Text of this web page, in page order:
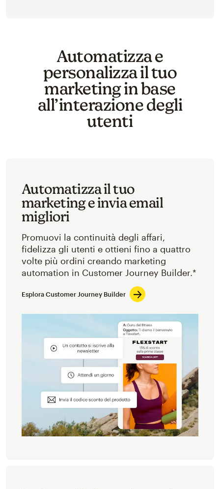
Automatizza e
personalizza il tuo
marketing in base
all’interazione degli
utenti
Automatizza il tuo
marketing e invia email
migliori
Promuovi la continuità degli affari,
fidelizza gli utenti e ottieni fino a quattro
volte più ordini creando marketing
automation in Customer Journey Builder.*
Esplora Customer Journey Builder